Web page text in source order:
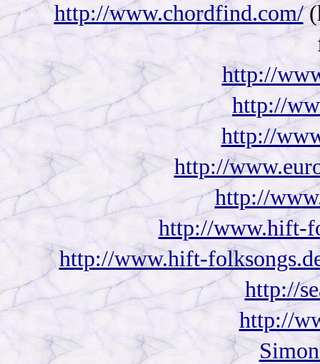
http://www.chordfind.com/
http://
http://
http://
http://
http://
http://www.hift-
http://www.hift-
http://
http://